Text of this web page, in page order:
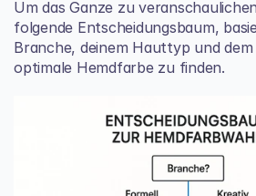
Um das Ganze zu
folgende Entscheidungsbaum,
Branche, deinem Hauttyp und
optimale Hemdfarbe zu finden.